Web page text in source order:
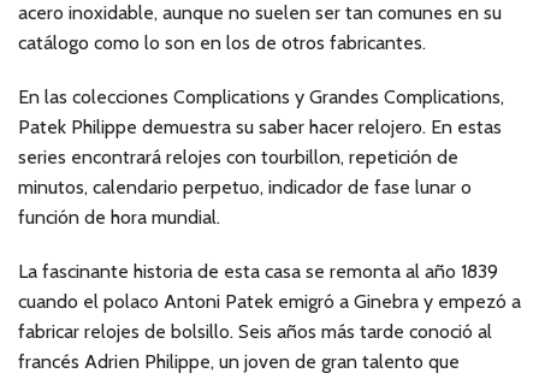
acero inoxidable, aunque no suelen ser tan comunes en su
catálogo como lo son en los de otros fabricantes.
En las colecciones Complications y Grandes Complications,
Patek Philippe demuestra su saber hacer relojero. En estas
series encontrará relojes con tourbillon, repetición de
minutos, calendario perpetuo, indicador de fase lunar o
función de hora mundial.
La fascinante historia de esta casa se remonta al año 1839
cuando el polaco Antoni Patek emigró a Ginebra y empezó a
fabricar relojes de bolsillo. Seis años más tarde conoció al
francés Adrien Philippe, un joven de gran talento que